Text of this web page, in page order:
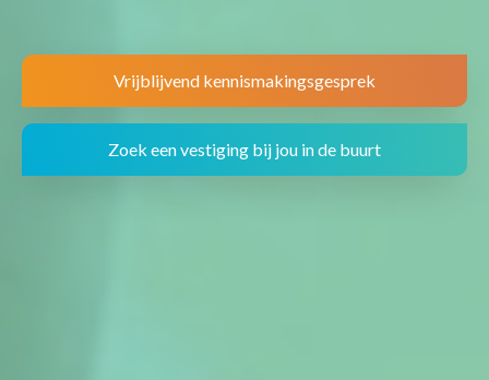
Vrijblijvend kennismakingsgesprek
Zoek een vestiging bij jou in de buurt